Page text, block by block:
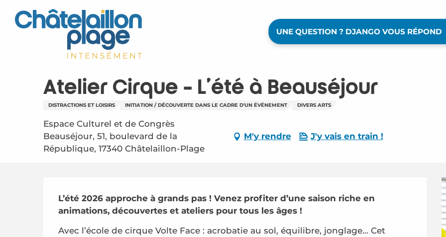
contenu
UNE QUESTION ? DJANGO VOUS RÉPOND
Atelier Cirque - L'été à Beauséjour
DISTRACTIONS ET LOISIRS INITIATION / DÉCOUVERTE DANS LE CADRE D'UN ÉVÉNEMENT DIVERS ARTS
Espace Culturel et de Congrès
Beauséjour, 51, boulevard de la
République, 17340 Châtelaillon-Plage
M'y rendre J'y vais en train !
Description
L’été 2026 approche à grands pas ! Venez profiter d’une saison riche en
animations, découvertes et ateliers pour tous les âges !
Avec l’école de cirque Volte Face : acrobatie au sol, équilibre, jonglage… Cet